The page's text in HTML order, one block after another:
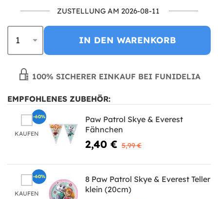
ZUSTELLUNG AM 2026-08-11
IN DEN WARENKORB
100% SICHERER EINKAUF BEI FUNIDELIA
EMPFOHLENES ZUBEHÖR:
KAUFEN
Paw Patrol Skye & Everest
Fähnchen
2,40 € 5,99 €
-60%
KAUFEN
8 Paw Patrol Skye & Everest Teller
klein (20cm)
-60%